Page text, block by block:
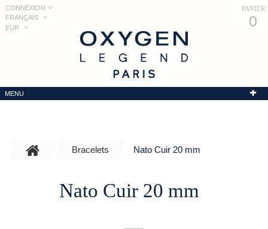
PANIER
0
EUR
FRANÇAIS
CONNEXION
MENU
Bracelets Nato Cuir 20 mm
Nato Cuir 20 mm